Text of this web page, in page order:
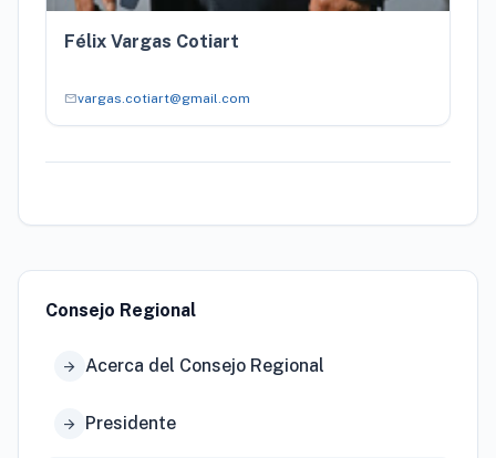
Consejo Regional
arrow_forward Acerca del Consejo Regional
arrow_forward Presidente
Félix Vargas Cotiart
mailvargas.cotiart@gmail.com